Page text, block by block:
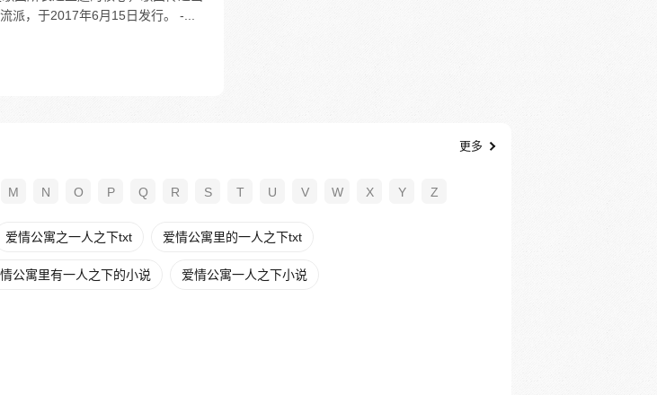
派，于2017年6月15日发行。 -...
更多
M N O P Q R S T U V W X Y Z
爱情公寓之一人之下txt 爱情公寓里的一人之下txt
公寓里有一人之下的小说 爱情公寓一人之下小说